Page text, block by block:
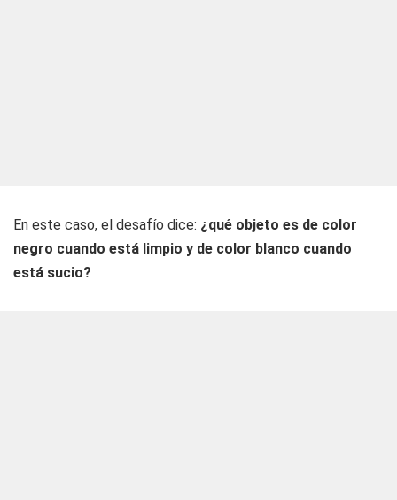
En este caso, el desafío dice: ¿qué objeto es de color
negro cuando está limpio y de color blanco cuando
está sucio?